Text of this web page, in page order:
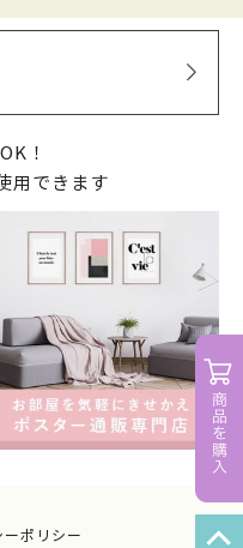
！
用できます
ポリシー